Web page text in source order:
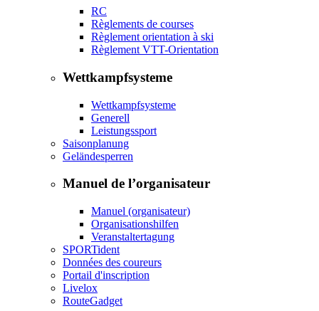
RC
Règlements de courses
Règlement orientation à ski
Règlement VTT-Orientation
Wettkampfsysteme
Wettkampfsysteme
Generell
Leistungssport
Saisonplanung
Geländesperren
Manuel de l’organisateur
Manuel (organisateur)
Organisationshilfen
Veranstaltertagung
SPORTident
Données des coureurs
Portail d'inscription
Livelox
RouteGadget